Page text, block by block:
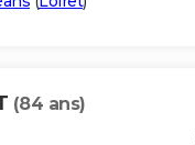
(84 ans)